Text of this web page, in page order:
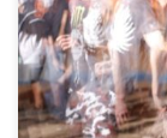
Nowe badania
Amerykanie
miesiącach
Prince, rapował
zwolnić i się […]